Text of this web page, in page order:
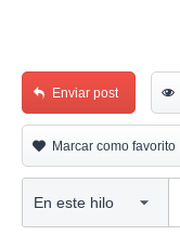
Enviar post
Marcar como favorito